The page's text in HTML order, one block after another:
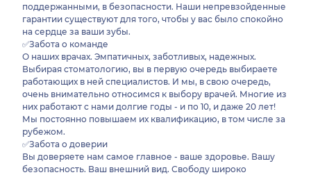
поддержанными, в безопасности. Наши непревзойденные
гарантии существуют для того, чтобы у вас было спокойно
на сердце за ваши зубы.
✅Забота о команде
О наших врачах. Эмпатичных, заботливых, надежных.
Выбирая стоматологию, вы в первую очередь выбираете
работающих в ней специалистов. И мы, в свою очередь,
очень внимательно относимся к выбору врачей. Многие из
них работают с нами долгие годы - и по 10, и даже 20 лет!
Мы постоянно повышаем их квалификацию, в том числе за
рубежом.
✅Забота о доверии
Вы доверяете нам самое главное - ваше здоровье. Вашу
безопасность. Ваш внешний вид. Свободу широко